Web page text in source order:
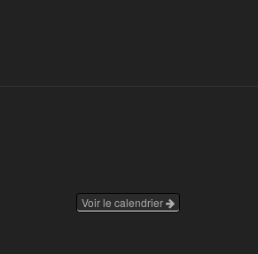
Voir le calendrier